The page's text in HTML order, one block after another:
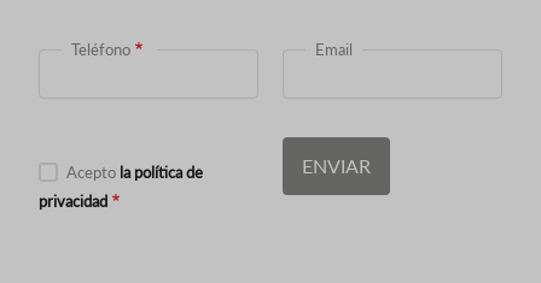
Teléfono Email
Acepto la política de
privacidad